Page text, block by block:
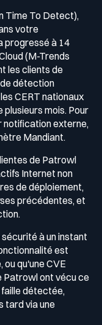
Time To Detect),
votre
progressé à 14
(M-Trends
les clients de
détection
CERT nationaux
mois. Pour
notification externe,
Mandiant.
de Patrowl
Internet non
de déploiement,
précédentes, et
à un instant
est
qu'une CVE
Patrowl ont vécu ce
faille détectée,
tard via une